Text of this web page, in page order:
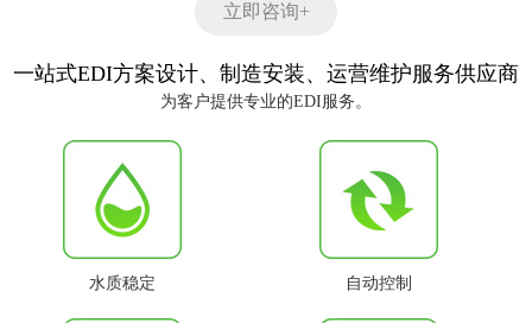
立即咨询+
一站式EDI方案设计、制造安装、运营维护服务供应商
为客户提供专业的EDI服务。
水质稳定 自动控制